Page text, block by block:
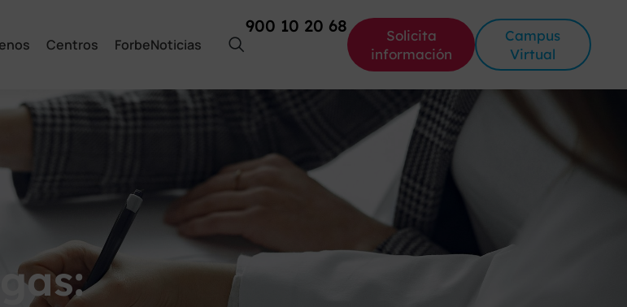
Centros ForbeNoticias
900 10 20 68
Solicita
información
Campus
Virtual